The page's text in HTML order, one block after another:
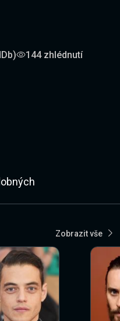
144 zhlédnutí
Zobrazit vše